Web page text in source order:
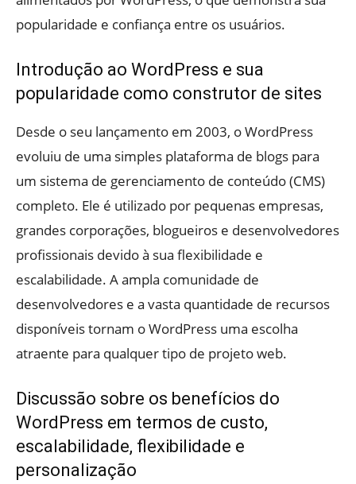
popularidade e confiança entre os usuários.
Introdução ao WordPress e sua
popularidade como construtor de sites
Desde o seu lançamento em 2003, o WordPress
evoluiu de uma simples plataforma de blogs para
um sistema de gerenciamento de conteúdo (CMS)
completo. Ele é utilizado por pequenas empresas,
grandes corporações, blogueiros e desenvolvedores
profissionais devido à sua flexibilidade e
escalabilidade. A ampla comunidade de
desenvolvedores e a vasta quantidade de recursos
disponíveis tornam o WordPress uma escolha
atraente para qualquer tipo de projeto web.
Discussão sobre os benefícios do
WordPress em termos de custo,
escalabilidade, flexibilidade e
personalização